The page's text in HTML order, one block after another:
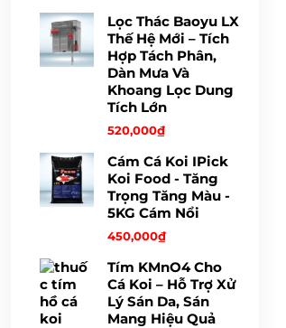
Lọc Thác Baoyu LX
Thế Hệ Mới – Tích
Hợp Tách Phân,
Dàn Mưa Và
Khoang Lọc Dung
Tích Lớn
520,000₫
Cám Cá Koi IPick
Koi Food - Tăng
Trọng Tăng Màu -
5KG Cám Nổi
450,000₫
Tím KMnO4 Cho
Cá Koi – Hỗ Trợ Xử
Lý Sán Da, Sán
Mang Hiệu Quả